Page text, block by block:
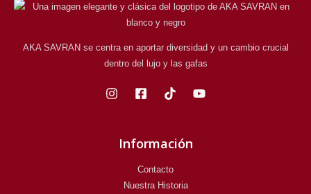
AKA SAVRAN se centra en aportar diversidad y un cambio crucial
dentro del lujo y las gafas
Información
Contacto
Nuestra Historia